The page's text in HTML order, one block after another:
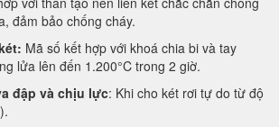
đảm bảo chống cháy.
Mã số kết hợp với khoá chia bi và tay
lửa lên đến 1.200°C trong 2 giờ.
đập và chịu lực: Khi cho két rơi tự do từ độ